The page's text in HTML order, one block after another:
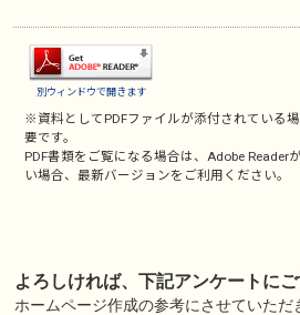
別ウィンドウで開きます
※資料としてPDFファイルが添付されている
要です。
PDF書類をご覧になる場合は、Adobe Reader
い場合、最新バージョンをご利用ください。